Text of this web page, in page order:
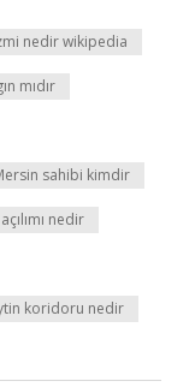
nedir wikipedia
mıdır
sahibi kimdir
nedir
koridoru nedir